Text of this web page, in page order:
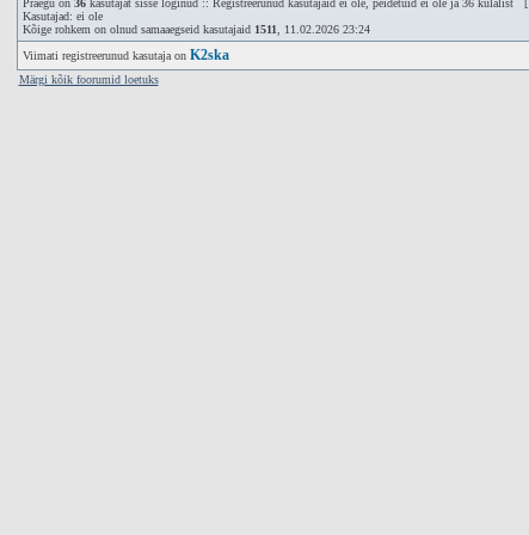
Praegu on 36kasutajat sisse loginud :: Registreerunud kasutajaid ei ole, peidetuid ei ole ja 36 külalist [
Kasutajad: ei ole
Kõige rohkem on olnud samaaegseid kasutajaid 1511 , 11.02.2026 23:24
Viimati registreerunud kasutaja on K2ska
Märgi kõik foorumid loetuks